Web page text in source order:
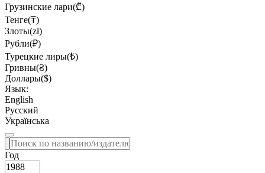
Грузинские лари(₾)
Тенге(₸)
Злоты(zł)
Рубли(₽)
Турецкие лиры(₺)
Гривны(₴)
Доллары($)
Язык:
English
Русский
Українська
Год